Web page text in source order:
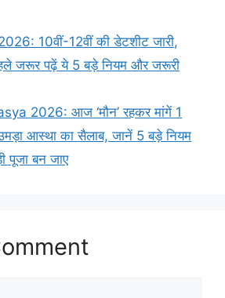
2026: 10वीं-12वीं की डेटशीट जारी,
जरूर पढ़ें ये 5 बड़े नियम और जरूरी
2026: आज ‘मौन’ रहकर मांगें 1
आस्था का सैलाब, जानें 5 बड़े नियम
पूजा बन जाए